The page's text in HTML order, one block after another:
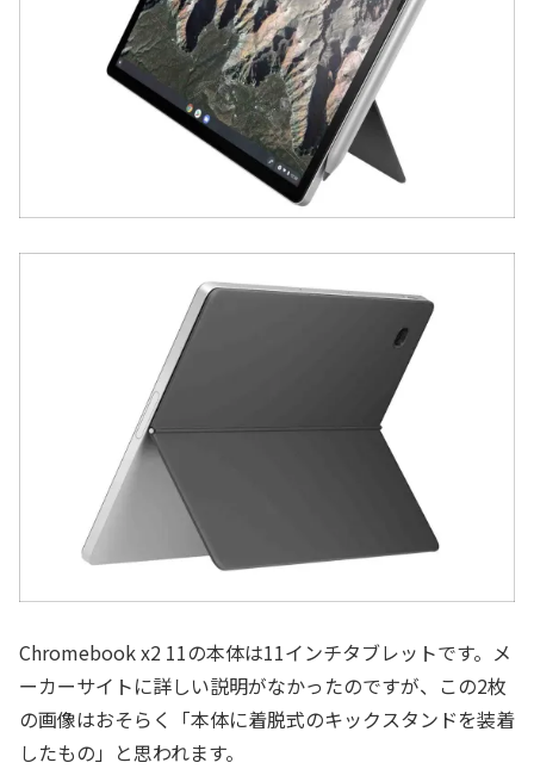
Chromebook x2 11の本体は11インチタブレットです。メ
ーカーサイトに詳しい説明がなかったのですが、この2枚
の画像はおそらく「本体に着脱式のキックスタンドを装着
したもの」と思われます。